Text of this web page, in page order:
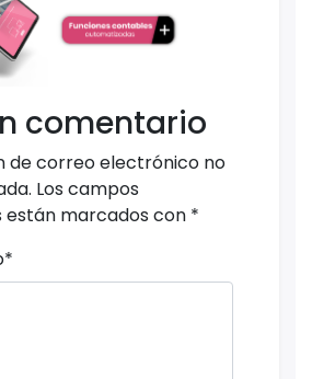
comentario
de correo electrónico no
Los campos
están marcados con *
*